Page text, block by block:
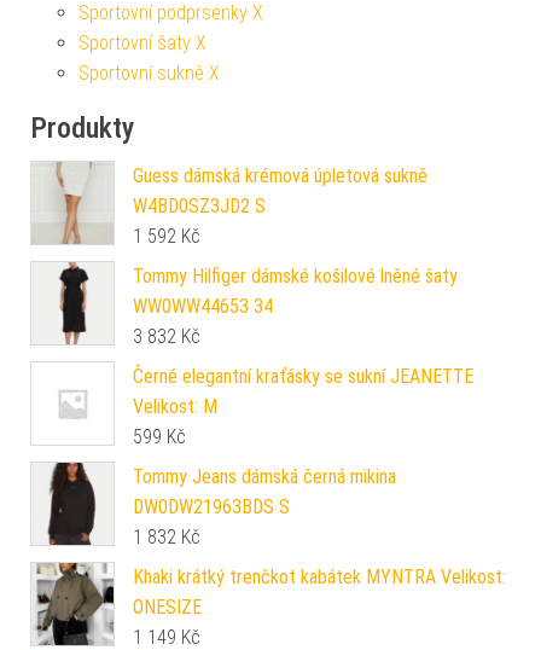
Sportovní podprsenky X
Sportovní šaty X
Sportovní sukně X
Produkty
Guess dámská krémová úpletová sukně
W4BD0SZ3JD2 S
1 592 Kč
Tommy Hilfiger dámské košilové lněné šaty
WW0WW44653 34
3 832 Kč
Černé elegantní kraťásky se sukní JEANETTE
Velikost: M
599 Kč
Tommy Jeans dámská černá mikina
DW0DW21963BDS S
1 832 Kč
Khaki krátký trenčkot kabátek MYNTRA Velikost:
ONESIZE
1 149 Kč